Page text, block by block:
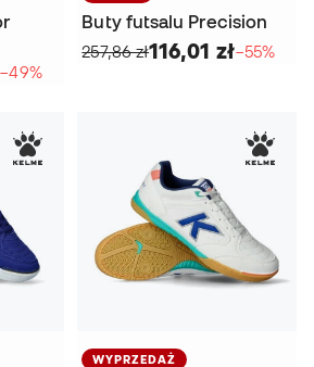
−49%
Buty futsalu Precision
257,86 zł116,01 zł−55%
WYPRZEDAŻ